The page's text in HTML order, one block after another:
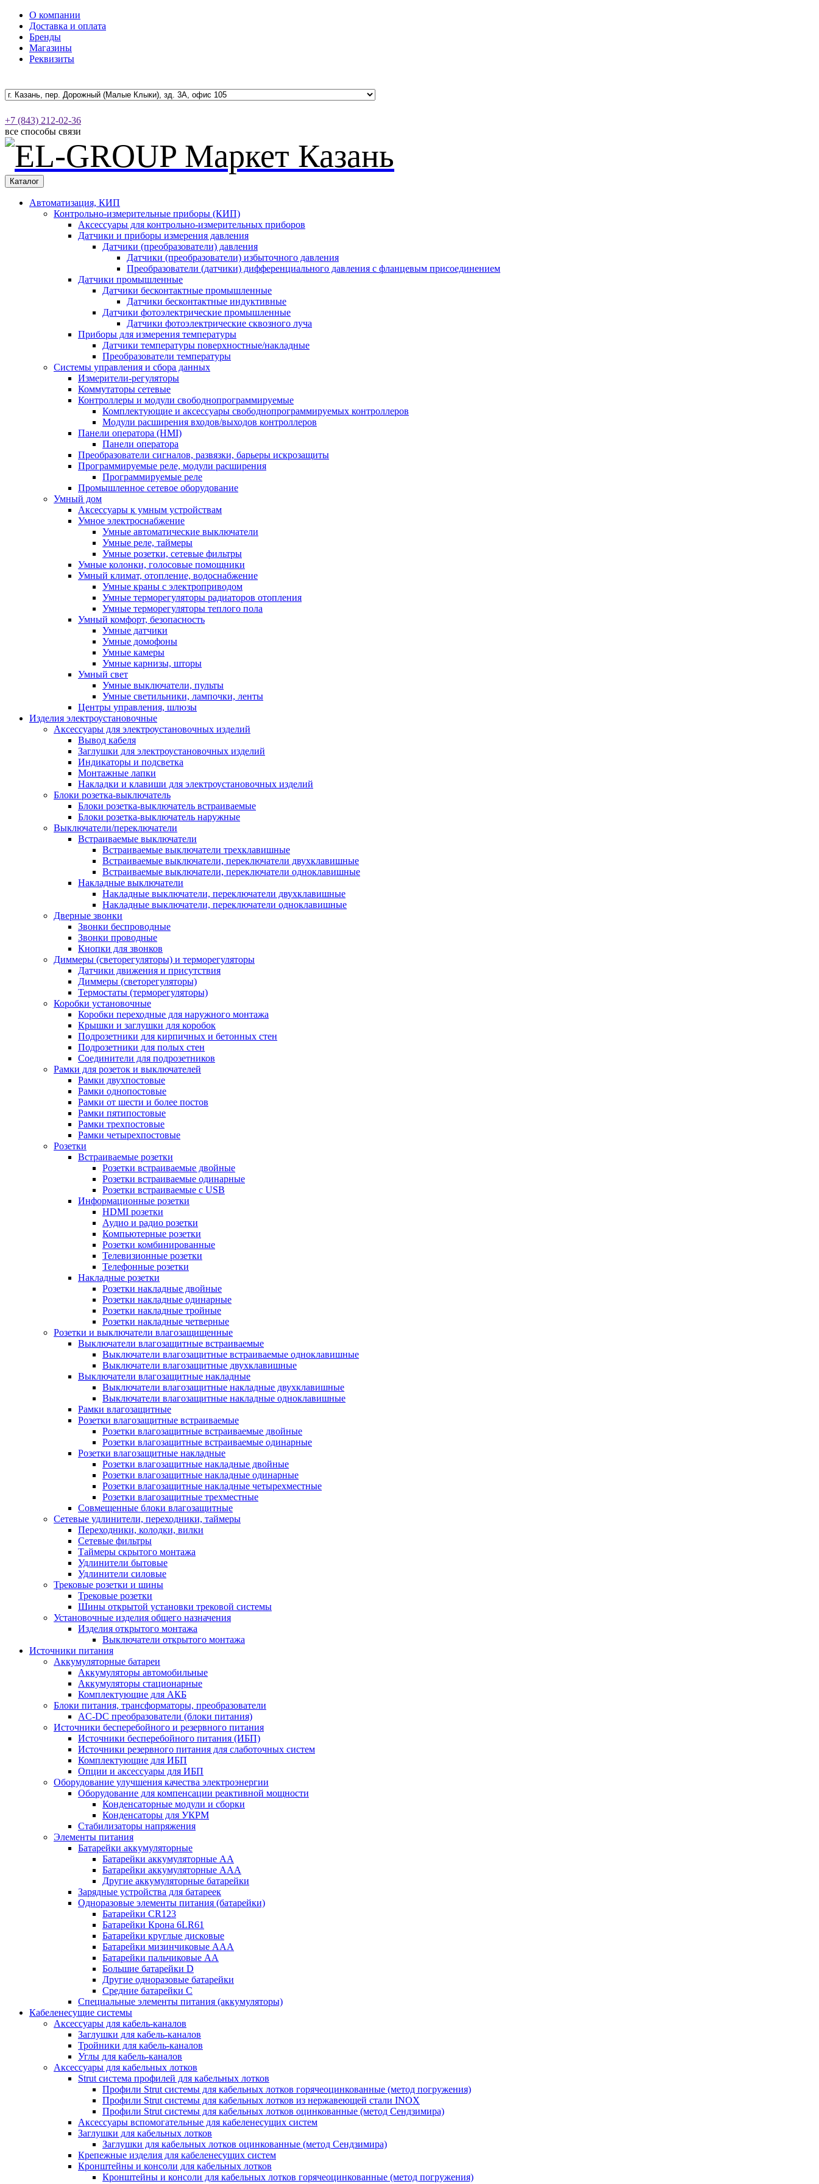
О компании
Доставка и оплата
Бренды
Магазины
Реквизиты
+7 (843) 212-02-36
все способы связи
Каталог
Автоматизация, КИП
Контрольно-измерительные приборы (КИП)
Аксессуары для контрольно-измерительных приборов
Датчики и приборы измерения давления
Датчики (преобразователи) давления
Датчики (преобразователи) избыточного давления
Преобразователи (датчики) дифференциального давления с фланцевым присоединением
Датчики промышленные
Датчики бесконтактные промышленные
Датчики бесконтактные индуктивные
Датчики фотоэлектрические промышленные
Датчики фотоэлектрические сквозного луча
Приборы для измерения температуры
Датчики температуры поверхностные/накладные
Преобразователи температуры
Системы управления и сбора данных
Измерители-регуляторы
Коммутаторы сетевые
Контроллеры и модули свободнопрограммируемые
Комплектующие и аксессуары свободнопрограммируемых контроллеров
Модули расширения входов/выходов контроллеров
Панели оператора (HMI)
Панели оператора
Преобразователи сигналов, развязки, барьеры искрозащиты
Программируемые реле, модули расширения
Программируемые реле
Промышленное сетевое оборудование
Умный дом
Аксессуары к умным устройствам
Умное электроснабжение
Умные автоматические выключатели
Умные реле, таймеры
Умные розетки, сетевые фильтры
Умные колонки, голосовые помощники
Умный климат, отопление, водоснабжение
Умные краны с электроприводом
Умные терморегуляторы радиаторов отопления
Умные терморегуляторы теплого пола
Умный комфорт, безопасность
Умные датчики
Умные домофоны
Умные камеры
Умные карнизы, шторы
Умный свет
Умные выключатели, пульты
Умные светильники, лампочки, ленты
Центры управления, шлюзы
Изделия электроустановочные
Аксессуары для электроустановочных изделий
Вывод кабеля
Заглушки для электроустановочных изделий
Индикаторы и подсветка
Монтажные лапки
Накладки и клавиши для электроустановочных изделий
Блоки розетка-выключатель
Блоки розетка-выключатель встраиваемые
Блоки розетка-выключатель наружные
Выключатели/переключатели
Встраиваемые выключатели
Встраиваемые выключатели трехклавишные
Встраиваемые выключатели, переключатели двухклавишные
Встраиваемые выключатели, переключатели одноклавишные
Накладные выключатели
Накладные выключатели, переключатели двухклавишные
Накладные выключатели, переключатели одноклавишные
Дверные звонки
Звонки беспроводные
Звонки проводные
Кнопки для звонков
Диммеры (светорегуляторы) и терморегуляторы
Датчики движения и присутствия
Диммеры (светорегуляторы)
Термостаты (терморегуляторы)
Коробки установочные
Коробки переходные для наружного монтажа
Крышки и заглушки для коробок
Подрозетники для кирпичных и бетонных стен
Подрозетники для полых стен
Соединители для подрозетников
Рамки для розеток и выключателей
Рамки двухпостовые
Рамки однопостовые
Рамки от шести и более постов
Рамки пятипостовые
Рамки трехпостовые
Рамки четырехпостовые
Розетки
Встраиваемые розетки
Розетки встраиваемые двойные
Розетки встраиваемые одинарные
Розетки встраиваемые с USB
Информационные розетки
HDMI розетки
Аудио и радио розетки
Компьютерные розетки
Розетки комбинированные
Телевизионные розетки
Телефонные розетки
Накладные розетки
Розетки накладные двойные
Розетки накладные одинарные
Розетки накладные тройные
Розетки накладные четверные
Розетки и выключатели влагозащищенные
Выключатели влагозащитные встраиваемые
Выключатели влагозащитные встраиваемые одноклавишные
Выключатели влагозащитные двухклавишные
Выключатели влагозащитные накладные
Выключатели влагозащитные накладные двухклавишные
Выключатели влагозащитные накладные одноклавишные
Рамки влагозащитные
Розетки влагозащитные встраиваемые
Розетки влагозащитные встраиваемые двойные
Розетки влагозащитные встраиваемые одинарные
Розетки влагозащитные накладные
Розетки влагозащитные накладные двойные
Розетки влагозащитные накладные одинарные
Розетки влагозащитные накладные четырехместные
Розетки влагозащитные трехместные
Совмещенные блоки влагозащитные
Сетевые удлинители, переходники, таймеры
Переходники, колодки, вилки
Сетевые фильтры
Таймеры скрытого монтажа
Удлинители бытовые
Удлинители силовые
Трековые розетки и шины
Трековые розетки
Шины открытой установки трековой системы
Установочные изделия общего назначения
Изделия открытого монтажа
Выключатели открытого монтажа
Источники питания
Аккумуляторные батареи
Аккумуляторы автомобильные
Аккумуляторы стационарные
Комплектующие для АКБ
Блоки питания, трансформаторы, преобразователи
AC-DC преобразователи (блоки питания)
Источники бесперебойного и резервного питания
Источники бесперебойного питания (ИБП)
Источники резервного питания для слаботочных систем
Комплектующие для ИБП
Опции и аксессуары для ИБП
Оборудование улучшения качества электроэнергии
Оборудование для компенсации реактивной мощности
Конденсаторные модули и сборки
Конденсаторы для УКРМ
Стабилизаторы напряжения
Элементы питания
Батарейки аккумуляторные
Батарейки аккумуляторные АА
Батарейки аккумуляторные ААА
Другие аккумуляторные батарейки
Зарядные устройства для батареек
Одноразовые элементы питания (батарейки)
Батарейки CR123
Батарейки Крона 6LR61
Батарейки круглые дисковые
Батарейки мизинчиковые ААА
Батарейки пальчиковые АА
Большие батарейки D
Другие одноразовые батарейки
Средние батарейки C
Специальные элементы питания (аккумуляторы)
Кабеленесущие системы
Аксессуары для кабель-каналов
Заглушки для кабель-каналов
Тройники для кабель-каналов
Углы для кабель-каналов
Аксессуары для кабельных лотков
Strut система профилей для кабельных лотков
Профили Strut системы для кабельных лотков горячеоцинкованные (метод погружения)
Профили Strut системы для кабельных лотков из нержавеющей стали INOX
Профили Strut системы для кабельных лотков оцинкованные (метод Сендзимира)
Аксессуары вспомогательные для кабеленесущих систем
Заглушки для кабельных лотков
Заглушки для кабельных лотков оцинкованные (метод Сендзимира)
Крепежные изделия для кабеленесущих систем
Кронштейны и консоли для кабельных лотков
Кронштейны и консоли для кабельных лотков горячеоцинкованные (метод погружения)